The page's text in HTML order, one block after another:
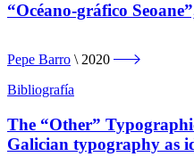
“Océano-gráfico
Pepe Barro
2020
Bibliografía
The “Other”
Galician typography as